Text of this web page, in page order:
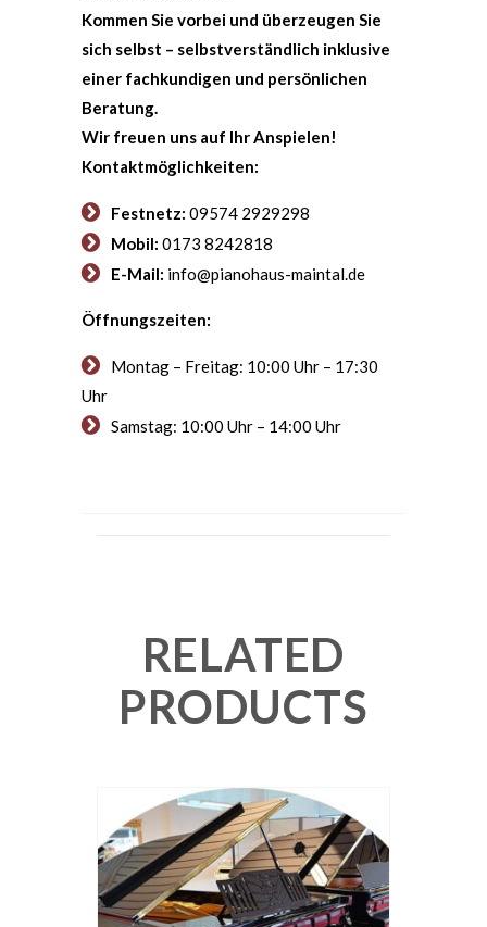
Kommen Sie vorbei und überzeugen Sie
sich selbst – selbstverständlich inklusive
einer fachkundigen und persönlichen
Beratung.
Wir freuen uns auf Ihr Anspielen!
Kontaktmöglichkeiten:
Festnetz: 09574 2929298
Mobil: 0173 8242818
E-Mail: info@pianohaus-maintal.de
Öffnungszeiten:
Montag – Freitag: 10:00 Uhr – 17:30
Uhr
Samstag: 10:00 Uhr – 14:00 Uhr
RELATED
PRODUCTS